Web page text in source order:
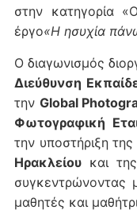
στην κατηγορία
έργο«Η ησυχία
Ο διαγωνισμός
Διεύθυνση
την Global
Φωτογραφική
την υποστήριξη της
Ηρακλείουκαι της
συγκεντρώνοντας
μαθητές και